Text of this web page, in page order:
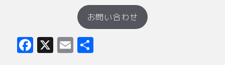
お問い合わせ
F X E